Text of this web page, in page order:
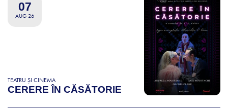
07
AUG 26
TEATRU ȘI CINEMA
CERERE ÎN CĂSĂTORIE